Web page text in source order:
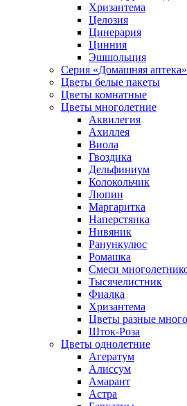
Хризантема
Целозия
Цинерария
Цинния
Эшшольция
Серия «Домашняя аптека»
Цветы белые пакеты
Цветы комнатные
Цветы многолетние
Аквилегия
Ахиллея
Виола
Гвоздика
Дельфиниум
Колокольчик
Люпин
Маргаритка
Наперстянка
Нивяник
Ранункулюс
Ромашка
Смеси
Тысячелистник
Фиалка
Хризантема
Цветы разные
Шток-Роза
Цветы однолетние
Агератум
Алиссум
Амарант
Астра